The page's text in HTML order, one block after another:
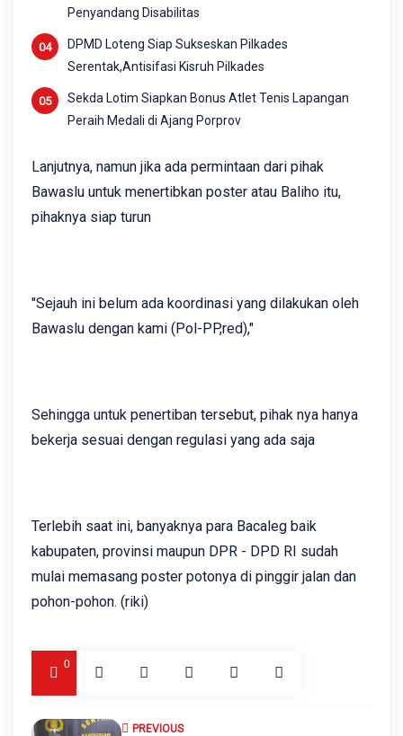
Penyandang Disabilitas
DPMD Loteng Siap Sukseskan Pilkades
Serentak,Antisifasi Kisruh Pilkades
Sekda Lotim Siapkan Bonus Atlet Tenis Lapangan
Peraih Medali di Ajang Porprov
Lanjutnya, namun jika ada permintaan dari pihak
Bawaslu untuk menertibkan poster atau Baliho itu,
pihaknya siap turun
"Sejauh ini belum ada koordinasi yang dilakukan oleh
Bawaslu dengan kami (Pol-PP,red),"
Sehingga untuk penertiban tersebut, pihak nya hanya
bekerja sesuai dengan regulasi yang ada saja
Terlebih saat ini, banyaknya para Bacaleg baik
kabupaten, provinsi maupun DPR - DPD RI sudah
mulai memasang poster potonya di pinggir jalan dan
pohon-pohon. (riki)
0
PREVIOUS